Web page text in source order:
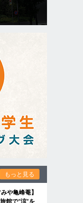
もっと見る
や亀峰菴】
館で“涼”を